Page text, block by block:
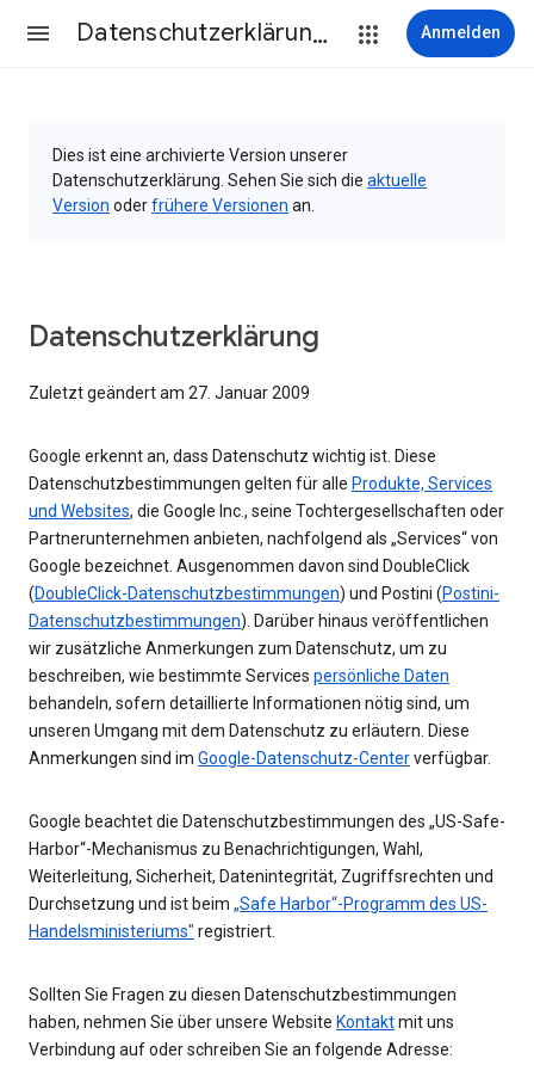
Datenschutzerklärung & Nutzungsbedingungen Anmelden
Dies ist eine archivierte Version unserer
Datenschutzerklärung. Sehen Sie sich die aktuelle
Version oderfrühere Versionen an.
Datenschutzerklärung
Zuletzt geändert am 27. Januar 2009
Google erkennt an, dass Datenschutz wichtig ist. Diese
Datenschutzbestimmungen gelten für alle Produkte, Services
und Websites, die Google Inc., seine Tochtergesellschaften oder
Partnerunternehmen anbieten, nachfolgend als „Services“ von
Google bezeichnet. Ausgenommen davon sind DoubleClick
(DoubleClick-Datenschutzbestimmungen) und Postini (Postini-
Datenschutzbestimmungen). Darüber hinaus veröffentlichen
wir zusätzliche Anmerkungen zum Datenschutz, um zu
beschreiben, wie bestimmte Services persönliche Daten
behandeln, sofern detaillierte Informationen nötig sind, um
unseren Umgang mit dem Datenschutz zu erläutern. Diese
Anmerkungen sind im Google-Datenschutz-Centerverfügbar.
Google beachtet die Datenschutzbestimmungen des „US-Safe-
Harbor“-Mechanismus zu Benachrichtigungen, Wahl,
Weiterleitung, Sicherheit, Datenintegrität, Zugriffsrechten und
Durchsetzung und ist beim „Safe Harbor“-Programm des US-
Handelsministeriums" registriert.
Sollten Sie Fragen zu diesen Datenschutzbestimmungen
haben, nehmen Sie über unsere Website Kontaktmit uns
Verbindung auf oder schreiben Sie an folgende Adresse: